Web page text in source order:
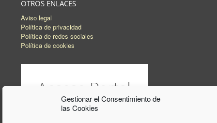
Gestionar el Consentimiento de
las Cookies
OTROS ENLACES
Aviso legal
Política de privacidad
Política de redes sociales
Política de cookies